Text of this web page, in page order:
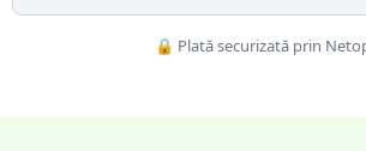
🔒 Plată securizată prin